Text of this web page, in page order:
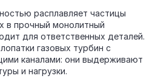
расплавляет частицы
в прочный монолитный
для ответственных деталей.
газовых турбин с
каналами: они выдерживают
и нагрузки.